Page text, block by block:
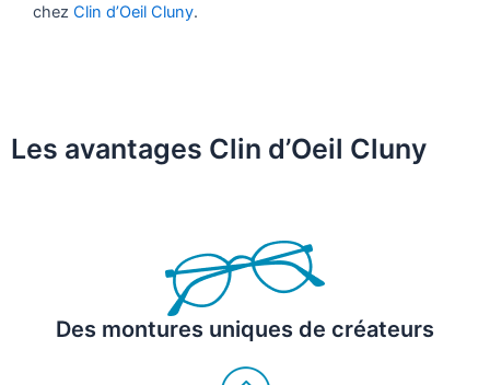
chez Clin d’Oeil Cluny.
Les avantages Clin d’Oeil Cluny
Des montures uniques de créateurs